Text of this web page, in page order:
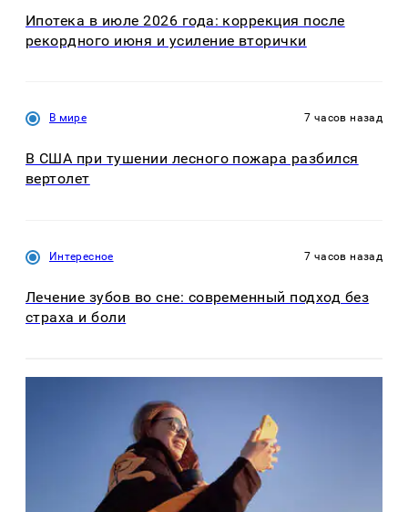
Ипотека в июле 2026 года: коррекция после
рекордного июня и усиление вторички
В мире 7 часов назад
В США при тушении лесного пожара разбился
вертолет
Интересное 7 часов назад
Лечение зубов во сне: современный подход без
страха и боли